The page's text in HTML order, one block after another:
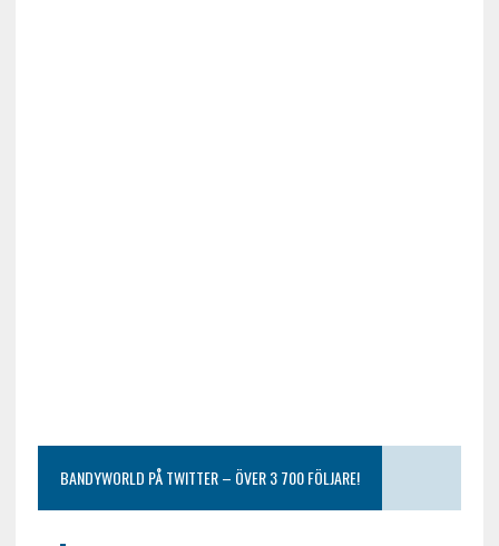
BANDYWORLD PÅ TWITTER – ÖVER 3 700 FÖLJARE!